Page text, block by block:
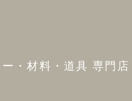
・材料・道具 専門店